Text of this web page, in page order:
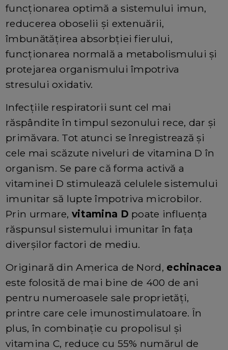
funcționarea optimă a sistemului imun,
reducerea oboselii și extenuării,
îmbunătățirea absorbției fierului,
funcționarea normală a metabolismului și
protejarea organismului împotriva
stresului oxidativ.
Infecțiile respiratorii sunt cel mai
răspândite în timpul sezonului rece, dar și
primăvara. Tot atunci se înregistrează și
cele mai scăzute niveluri de vitamina D în
organism. Se pare că forma activă a
vitaminei D stimulează celulele sistemului
imunitar să lupte împotriva microbilor.
Prin urmare, vitamina D poate influența
răspunsul sistemului imunitar în fața
diverșilor factori de mediu.
Originară din America de Nord, echinacea
este folosită de mai bine de 400 de ani
pentru numeroasele sale proprietăți,
printre care cele imunostimulatoare. În
plus, în combinație cu propolisul și
vitamina C, reduce cu 55% numărul de